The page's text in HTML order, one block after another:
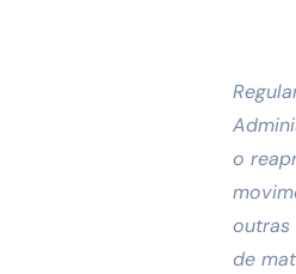
o
outras
de